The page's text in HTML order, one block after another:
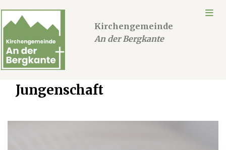
Kirchengemeinde
An der Bergkante
Jungenschaft